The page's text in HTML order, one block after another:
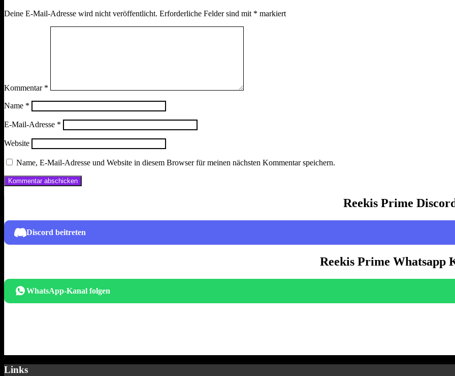
Deine E-Mail-Adresse wird nicht veröffentlicht. Erforderliche Felder sind mit * markiert
Kommentar *
Name *
E-Mail-Adresse *
Website
Name, E-Mail-Adresse und Website in diesem Browser für meinen nächsten Kommentar speichern.
Reekis Prime
Discord beitreten
Reekis Prime Whatsapp
WhatsApp-Kanal folgen
Links